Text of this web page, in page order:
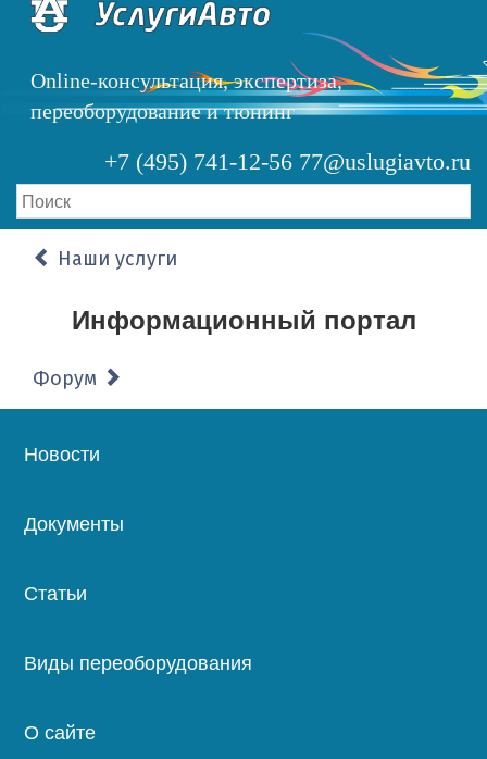
Перейти
содержанию
Online-консультация, экспертиза,
переоборудование и тюнинг
+7 (495) 741-12-56 77@uslugiavto.ru
Наши услуги
Информационный портал
Форум
Основная
Новости
Документы
Статьи
Виды переоборудования
О сайте